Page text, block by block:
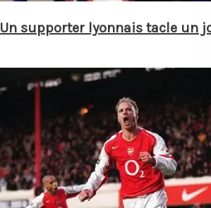
Un supporter lyonnais tacle un